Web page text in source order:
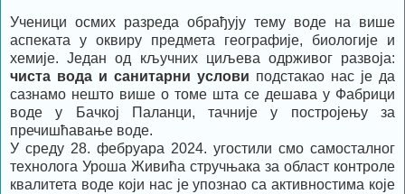
Ученици осмих разреда обрађују тему воде на више
аспеката у оквиру предмета географије, биологије и
хемије. Један од кључних циљева одрживог развоја:
чиста вода и санитарни услови подстакао нас је да
сазнамо нешто више о томе шта се дешава у Фабрици
воде у Бачкој Паланци, тачније у постројењу за
пречишћавање воде.
У среду 28. фебруара 2024. угостили смо самосталног
технолога Уроша Живића стручњака за област контроле
квалитета воде који нас је упознао са активностима које